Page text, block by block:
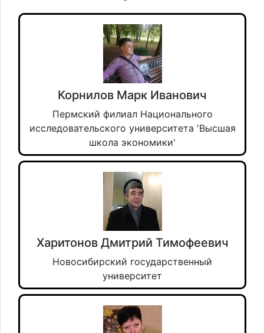
Корнилов Марк Иванович
Пермский филиал Национального
исследовательского университета 'Высшая
школа экономики'
Харитонов Дмитрий Тимофеевич
Новосибирский государственный
университет